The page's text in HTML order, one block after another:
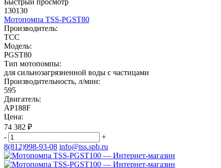
130130
Мотопомпа TSS-PGST80
Производитель:
ТСС
Модель:
PGST80
Тип мотопомпы:
для сильнозагрязненной воды с частицами
Производительность, л/мин:
595
Двигатель:
AP188F
Цена:
74 382 ₽
-
+
8(812)998-93-08 info@tss.spb.ru